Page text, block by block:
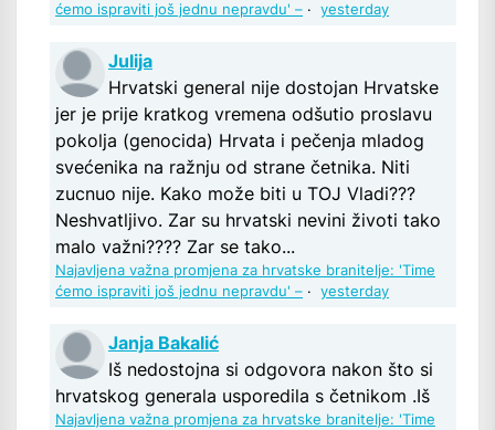
ćemo ispraviti još jednu nepravdu' – · yesterday
Julija
Hrvatski general nije dostojan Hrvatske
jer je prije kratkog vremena odšutio proslavu
pokolja (genocida) Hrvata i pečenja mladog
svećenika na ražnju od strane četnika. Niti
zucnuo nije. Kako može biti u TOJ Vladi???
Neshvatljivo. Zar su hrvatski nevini životi tako
malo važni???? Zar se tako...
Najavljena važna promjena za hrvatske branitelje: 'Time
ćemo ispraviti još jednu nepravdu' – · yesterday
Janja Bakalić
Iš nedostojna si odgovora nakon što si
hrvatskog generala usporedila s četnikom .Iš
Najavljena važna promjena za hrvatske branitelje: 'Time